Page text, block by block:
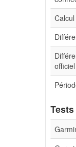
officiel